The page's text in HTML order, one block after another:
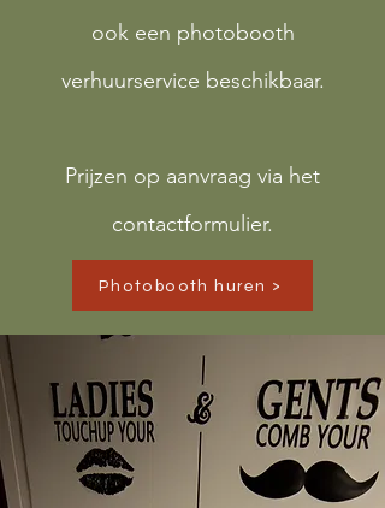
ook een photobooth
verhuurservice beschikbaar.
Prijzen op aanvraag via het
contactformulier.
Photobooth huren >